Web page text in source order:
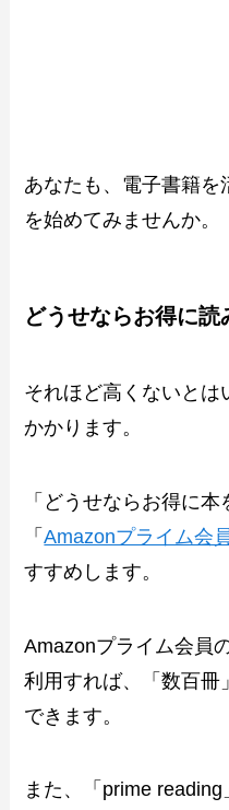
あなたも、電子書籍
を始めてみませんか。
どうせならお得に読
それほど高くないと
かかります。
「どうせならお得に本
「Amazonプライム会
すすめします。
Amazonプライム会員
利用すれば、「数百冊
できます。
また、「prime